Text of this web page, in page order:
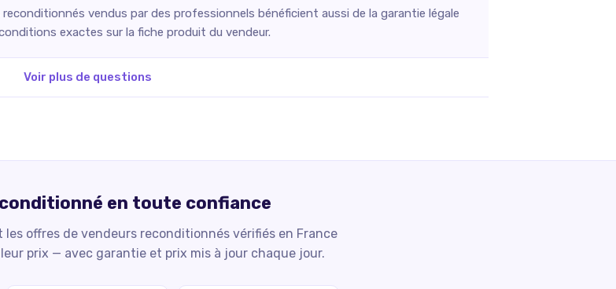
vendus par des professionnels bénéficient aussi de la garantie légale
exactes sur la fiche produit du vendeur.
Voir plus de questions
en toute confiance
offres de vendeurs reconditionnés vérifiés en France
prix — avec garantie et prix mis à jour chaque jour.